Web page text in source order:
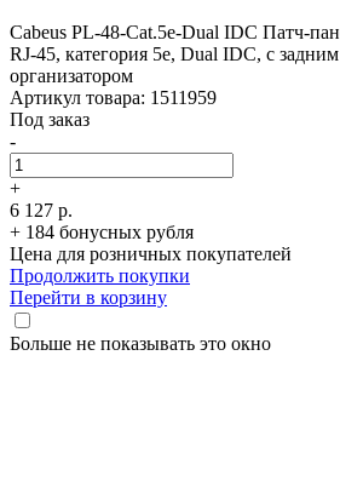
Cabeus PL-48-Cat.5e-Dual IDC Патч-
RJ-45, категория 5e, Dual IDC, с
организатором
Артикул товара: 1511959
Под заказ
-
+
6 127 р.
+ 184 бонусных рубля
Цена для розничных покупателей
Продолжить покупки
Перейти в корзину
Больше не показывать это окно